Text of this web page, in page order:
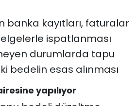
banka kayıtları, faturalar
ispatlanması
durumlarda tapu
bedelin esas alınması
yapılıyor